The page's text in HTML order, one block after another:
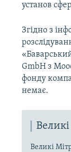
установ
Згідно з
GmbH з
фонду
немає.
Великі